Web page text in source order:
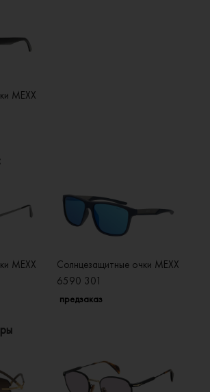
MEXX
MEXX
Солнцезащитные очки MEXX
6590 301
предзаказ